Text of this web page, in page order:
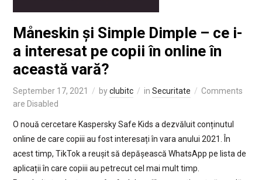
Måneskin și Simple Dimple – ce i-
a interesat pe copii în online în
această vară?
September 17, 2021 byclubitc in Securitate
Comments
are Disabled
O nouă cercetare Kaspersky Safe Kids a dezvăluit conținutul
online de care copiii au fost interesați în vara anului 2021. În
acest timp, TikTok a reușit să depășească WhatsApp pe lista de
aplicații în care copiii au petrecut cel mai mult timp.